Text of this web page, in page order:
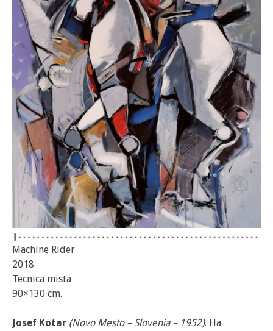
Machine Rider
2018
Tecnica mista
90×130 cm.
Josef Kotar (Novo Mesto – Slovenia – 1952). Ha